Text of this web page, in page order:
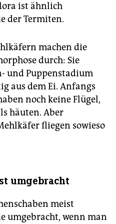
ist ähnlich
der Termiten.
machen die
durch: Sie
und Puppenstadium
aus dem Ei. Anfangs
noch keine Flügel,
häuten. Aber
fliegen sowieso
umgebracht
meist
umgebracht, wenn man